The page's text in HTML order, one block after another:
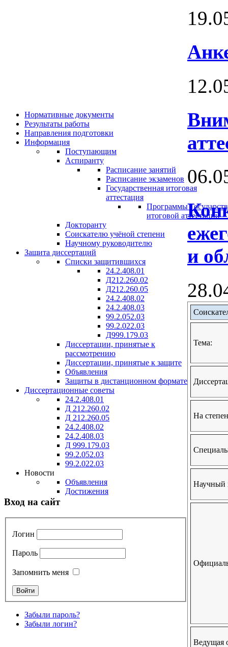
Нормативные документы
Результаты работы
Направления подготовки
Информация
Поступающим
Аспиранту
Расписание занятий
Расписание экзаменов
Государственная итоговая
аттестация
Программы
итоговой аттестации
Докторанту
Соискателю учёной степени
Научному руководителю
Защита диссертаций
Списки защитившихся
24.2.408.01
Д212.260.02
Д212.260.05
24.2.408.02
24.2.408.03
99.2.052.03
99.2.022.03
Д999.179.03
Диссертации, принятые к
рассмотрению
Диссертации, принятые к защите
Объявления
Защиты в дистанционном формате
Диссертационные советы
24.2.408.01
Д 212.260.02
Д 212.260.05
24.2.408.02
24.2.408.03
Д 999.179.03
99.2.052.03
99.2.022.03
Новости
Объявления
Достижения
Вход на сайт
Логин
Пароль
Запомнить меня
Забыли пароль?
Забыли логин?
и
Тема:
На
Научный
Ведущая